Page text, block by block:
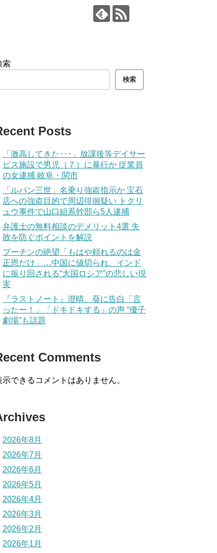
索
検索
Posts
「激高してきた･･･」放課後等デイサー
ビス施設で男児（７）に暴行か 従業員
の女逮捕 岐阜・関市
「ルパン三世」名乗り強盗指示か 宝石
店への強盗目的で周辺徘徊疑い トクリ
ュウ事件で山口組系幹部ら5人逮捕
弁護士の無料相談のデメリット4選 失
敗を防ぐポイントを解説
プーチンの絶望「もはや頼れるのは金
正恩だけ」…中国に値切られ、インド
に振り回される“大国ロシア”の悲しい現
実
『ラストノート』澄晴、葵に告白「言
ったー！」「ドキドキする」の声 “優子
劇場”も話題
Comments
示できるコメントはありません。
2026年8月
2026年7月
2026年6月
2026年5月
2026年4月
2026年3月
2026年2月
2026年1月